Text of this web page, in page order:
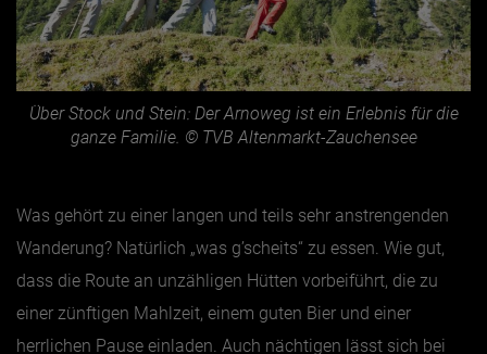
Über Stock und Stein: Der Arnoweg ist ein Erlebnis für die
ganze Familie. © TVB Altenmarkt-Zauchensee
Was gehört zu einer langen und teils sehr anstrengenden
Wanderung? Natürlich „was g’scheits“ zu essen. Wie gut,
dass die Route an unzähligen Hütten vorbeiführt, die zu
einer zünftigen Mahlzeit, einem guten Bier und einer
herrlichen Pause einladen. Auch nächtigen lässt sich bei